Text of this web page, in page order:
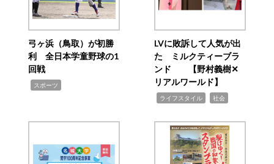
弓ヶ浜（鳥取）が初勝
利 全日本学童野球の1
回戦
スポーツ
LVに敗訴して人気が出
た ミルクティーブラ
ンド 【野村義樹✕
リアルワールド】
ライフスタイル 社会